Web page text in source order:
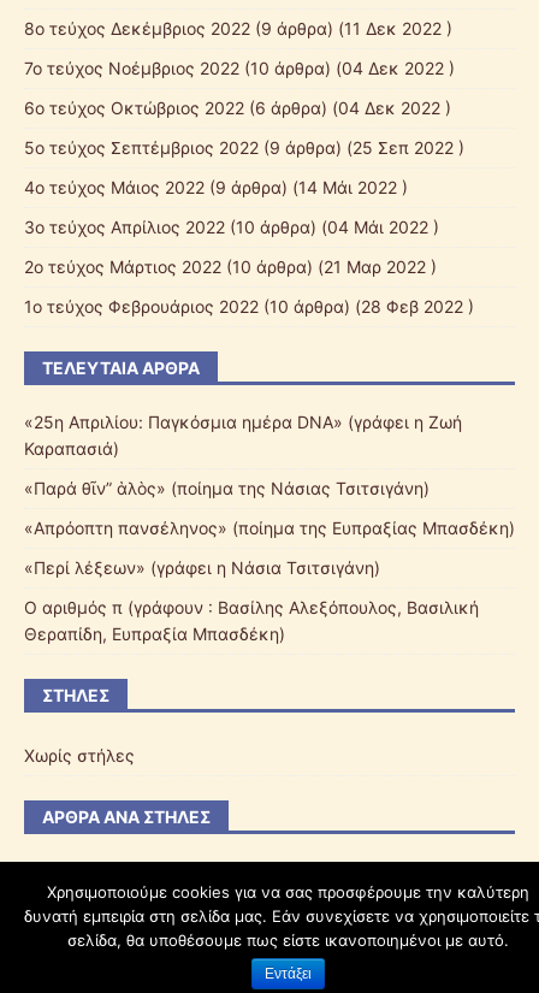
8ο τεύχος Δεκέμβριος 2022 (9 άρθρα) (11 Δεκ 2022 )
7o τεύχος Νοέμβριος 2022 (10 άρθρα) (04 Δεκ 2022 )
6o τεύχος Οκτώβριος 2022 (6 άρθρα) (04 Δεκ 2022 )
5o τεύχος Σεπτέμβριος 2022 (9 άρθρα) (25 Σεπ 2022 )
4ο τεύχος Μάιος 2022 (9 άρθρα) (14 Μάι 2022 )
3ο τεύχος Απρίλιος 2022 (10 άρθρα) (04 Μάι 2022 )
2o τεύχος Μάρτιος 2022 (10 άρθρα) (21 Μαρ 2022 )
1o τεύχος Φεβρουάριος 2022 (10 άρθρα) (28 Φεβ 2022 )
ΤΕΛΕΥΤΑΊΑ ΆΡΘΡΑ
«25η Απριλίου: Παγκόσμια ημέρα DNA» (γράφει η Ζωή
Καραπασιά)
«Παρά θῖν” ἁλὸς» (ποίημα της Νάσιας Τσιτσιγάνη)
«Απρόοπτη πανσέληνος» (ποίημα της Ευπραξίας Μπασδέκη)
«Περί λέξεων» (γράφει η Νάσια Τσιτσιγάνη)
Ο αριθμός π (γράφουν : Βασίλης Αλεξόπουλος, Βασιλική
Θεραπίδη, Ευπραξία Μπασδέκη)
ΣΤΉΛΕΣ
Χωρίς στήλες
ΆΡΘΡΑ ΑΝΆ ΣΤΉΛΕΣ
schoolpress.sch.gr
Όροι Χρήσης schoolpress.sch.gr|Δήλωση προσβασιμότητας
Χρησιμοποιούμε cookies για να σας προσφέρουμε την καλύτερη
δυνατή εμπειρία στη σελίδα μας. Εάν συνεχίσετε να χρησιμοποιείτε
σελίδα, θα υποθέσουμε πως είστε ικανοποιημένοι με αυτό.
Εντάξει